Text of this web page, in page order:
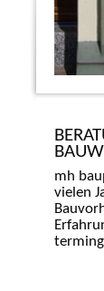
mh
vielen